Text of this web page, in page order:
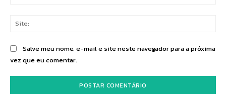
Salve meu nome, e-mail e site neste navegador para a próxima
vez que eu comentar.